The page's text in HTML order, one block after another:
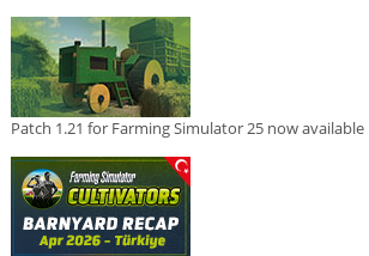
Patch 1.21 for Farming Simulator 25 now available